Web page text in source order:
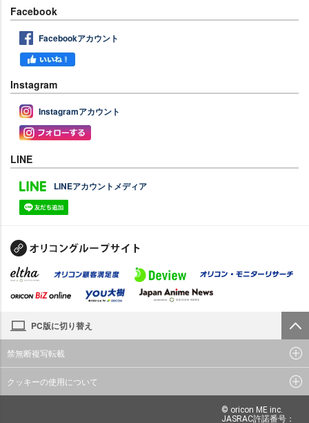
Facebook
Facebookアカウント
Instagram
Instagramアカウント
LINE
LINEアカウントメディア
PC版に切り替え
禁無断複写転載
クッキーの使用について
© oricon ME inc.
JASRAC許諾番号：